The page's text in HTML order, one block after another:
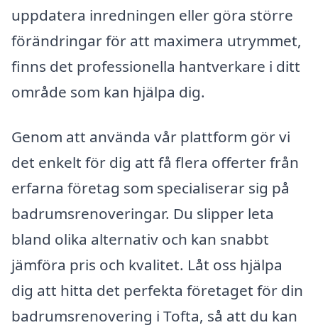
uppdatera inredningen eller göra större
förändringar för att maximera utrymmet,
finns det professionella hantverkare i ditt
område som kan hjälpa dig.
Genom att använda vår plattform gör vi
det enkelt för dig att få flera offerter från
erfarna företag som specialiserar sig på
badrumsrenoveringar. Du slipper leta
bland olika alternativ och kan snabbt
jämföra pris och kvalitet. Låt oss hjälpa
dig att hitta det perfekta företaget för din
badrumsrenovering i Tofta, så att du kan